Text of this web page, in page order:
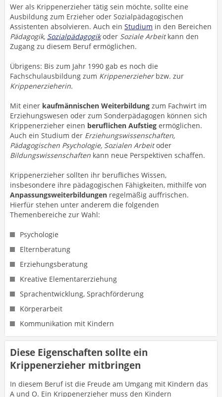
Wer als Krippenerzieher tätig sein möchte, sollte eine
Ausbildung zum Erzieher oder Sozialpädagogischen
Assistenten absolvieren. Auch ein Studium in den Bereichen
Pädagogik, Sozialpädagogikoder Soziale Arbeitkann den
Zugang zu diesem Beruf ermöglichen.
Übrigens: Bis zum Jahr 1990 gab es noch die
Fachschulausbildung zum Krippenerzieherbzw. zur
Krippenerzieherin.
Mit einer kaufmännischen Weiterbildung zum Fachwirt im
Erziehungswesen oder zum Sonderpädagogen können sich
Krippenerzieher einen beruflichen Aufstieg ermöglichen.
Auch ein Studium der Erziehungswissenschaften,
Pädagogischen Psychologie, Sozialen Arbeitoder
Bildungswissenschaften kann neue Perspektiven schaffen.
Krippenerzieher sollten ihr berufliches Wissen,
insbesondere ihre pädagogischen Fähigkeiten, mithilfe von
Anpassungsweiterbildungen regelmäßig auffrischen.
Hierfür stehen unter anderem die folgenden
Themenbereiche zur Wahl:
Psychologie
Elternberatung
Erziehungsberatung
Kreative Elementarerziehung
Sprachentwicklung, Sprachförderung
Körperarbeit
Kommunikation mit Kindern
Diese Eigenschaften sollte ein
Krippenerzieher mitbringen
In diesem Beruf ist die Freude am Umgang mit Kindern das
A und O. Ein Krippenerzieher muss den Kindern